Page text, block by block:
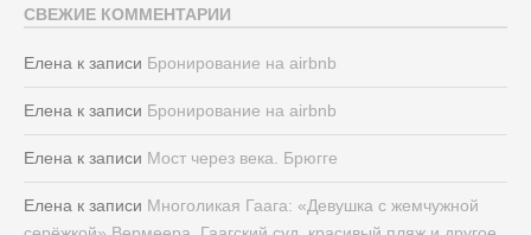
СВЕЖИЕ КОММЕНТАРИИ
Елена к записи Бронирование на airbnb
Елена к записи Бронирование на airbnb
Елена к записи Мост через века. Брюгге
Елена к записи Многоликая Гаага: «Девушка с жемчужной